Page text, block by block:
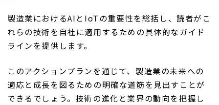
製造業におけるAIとIoTの重要性を総括し、読者がこ
れらの技術を自社に適用するための具体的なガイド
ラインを提供します。
このアクションプランを通じて、製造業の未来への
適応と成長を図るための明確な道筋を見出すことが
できるでしょう。技術の進化と業界の動向を把握し